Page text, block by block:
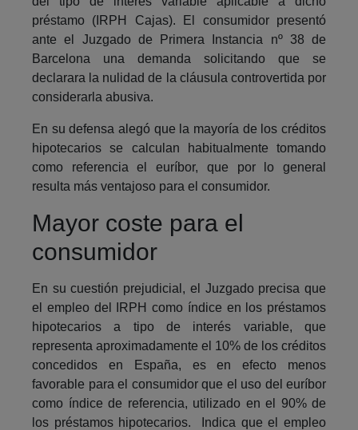
préstamo (IRPH Cajas). El consumidor presentó
ante el Juzgado de Primera Instancia nº 38 de
Barcelona una demanda solicitando que se
declarara la nulidad de la cláusula controvertida por
considerarla abusiva.
En su defensa alegó que la mayoría de los créditos
hipotecarios se calculan habitualmente tomando
como referencia el euríbor, que por lo general
resulta más ventajoso para el consumidor.
Mayor coste para el
consumidor
En su cuestión prejudicial, el Juzgado precisa que
el empleo del IRPH como índice en los préstamos
hipotecarios a tipo de interés variable, que
representa aproximadamente el 10% de los créditos
concedidos en España, es en efecto menos
favorable para el consumidor que el uso del euríbor
como índice de referencia, utilizado en el 90% de
los préstamos hipotecarios. Indica que el empleo